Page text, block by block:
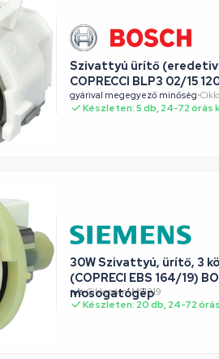
Szivattyú ürítő
COPRECCI BLP3 02/15
gyárival megegyező minőség•
Készleten: 5 db, 24-72 órás
30W Szivattyú, ürítő, 3
(COPRECI EBS 164/19)
mosogatógép
n/a•Cikkszám: MSI319
Készleten: 20 db, 24-72